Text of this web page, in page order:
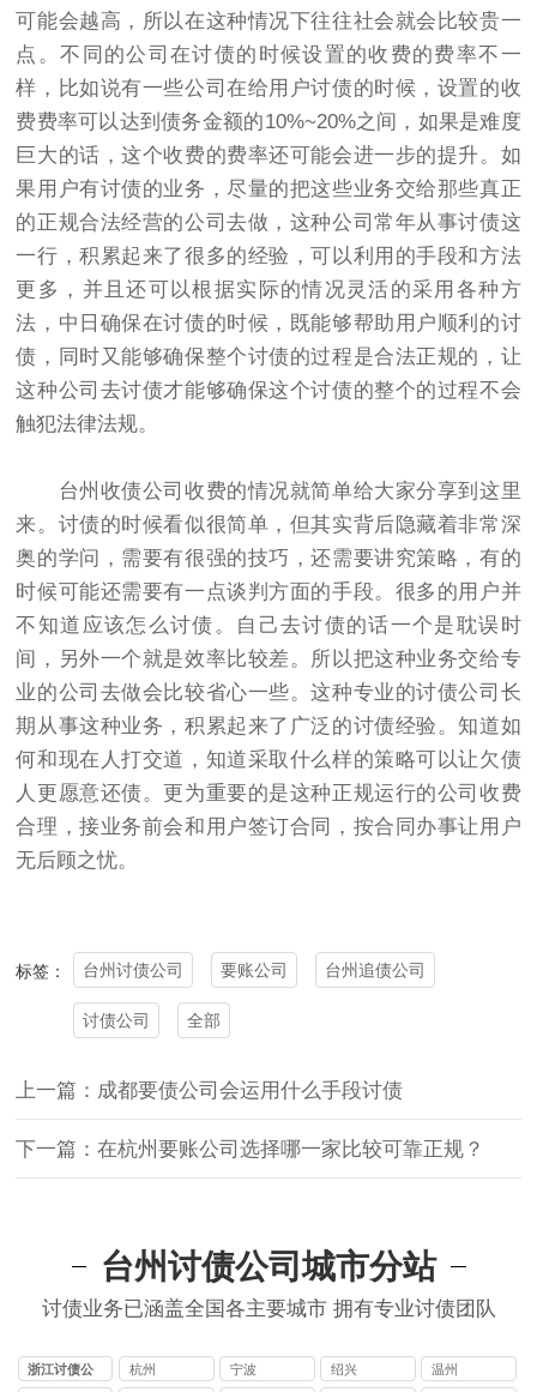
可能会越高，所以在这种情况下往往社会就会比较贵一
点。不同的公司在讨债的时候设置的收费的费率不一
样，比如说有一些公司在给用户讨债的时候，设置的收
费费率可以达到债务金额的10%~20%之间，如果是难度
巨大的话，这个收费的费率还可能会进一步的提升。如
果用户有讨债的业务，尽量的把这些业务交给那些真正
的正规合法经营的公司去做，这种公司常年从事讨债这
一行，积累起来了很多的经验，可以利用的手段和方法
更多，并且还可以根据实际的情况灵活的采用各种方
法，中日确保在讨债的时候，既能够帮助用户顺利的讨
债，同时又能够确保整个讨债的过程是合法正规的，让
这种公司去讨债才能够确保这个讨债的整个的过程不会
触犯法律法规。
台州收债公司收费的情况就简单给大家分享到这里
来。讨债的时候看似很简单，但其实背后隐藏着非常深
奥的学问，需要有很强的技巧，还需要讲究策略，有的
时候可能还需要有一点谈判方面的手段。很多的用户并
不知道应该怎么讨债。自己去讨债的话一个是耽误时
间，另外一个就是效率比较差。所以把这种业务交给专
业的公司去做会比较省心一些。这种专业的讨债公司 长
期从事这种业务，积累起来了广泛的讨债经验。知道如
何和现在人打交道，知道采取什么样的策略可以让欠债
人更愿意还债。更为重要的是这种正规运行的公司收费
合理，接业务前会和用户签订合同，按合同办事让用户
无后顾之忧。
标签： 台州讨债公司 要账公司 台州追债公司
讨债公司 全部
上一篇：成都要债公司会运用什么手段讨债
下一篇：在杭州要账公司选择哪一家比较可靠正规？
台州讨债公司城市分站
讨债业务已涵盖全国各主要城市 拥有专业讨债团队
浙江讨债公
杭州 宁波 绍兴 温州